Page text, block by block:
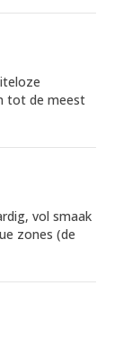
tot de meest
vol smaak
zones (de